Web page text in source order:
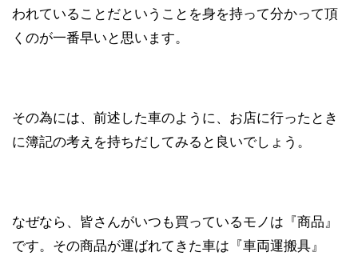
われていることだということを身を持って分かって頂
くのが一番早いと思います。
その為には、前述した車のように、お店に行ったとき
に簿記の考えを持ちだしてみると良いでしょう。
なぜなら、皆さんがいつも買っているモノは『商品』
です。その商品が運ばれてきた車は『車両運搬具』